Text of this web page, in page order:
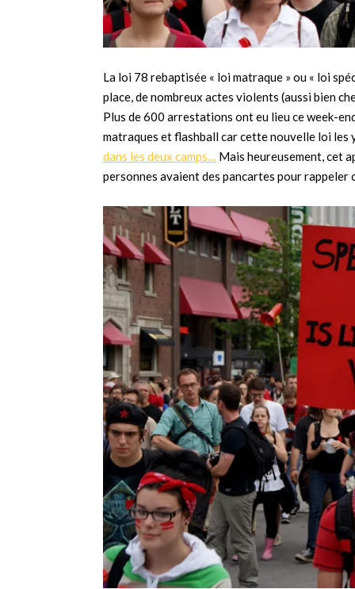
La loi 78 rebaptisée « loi matraque » ou « loi
place, de nombreux actes violents (aussi bien
Plus de 600 arrestations ont eu lieu ce week-
matraques et flashball car cette nouvelle loi les
dans les deux camps…
Mais heureusement, cet
personnes avaient des pancartes pour rappeler